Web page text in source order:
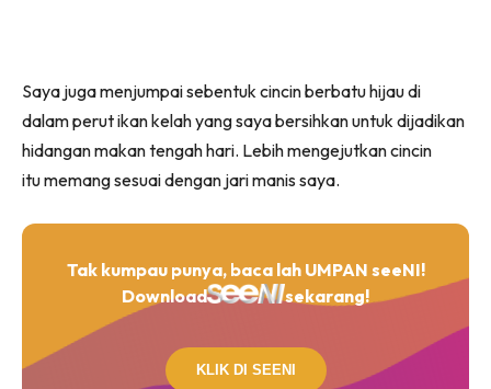
Saya juga menjumpai sebentuk cincin berbatu hijau di
dalam perut ikan kelah yang saya bersihkan untuk dijadikan
hidangan makan tengah hari. Lebih mengejutkan cincin
itu memang sesuai dengan jari manis saya.
Tak kumpau punya, baca lah UMPAN seeNI!
Download
sekarang!
KLIK DI SEENI